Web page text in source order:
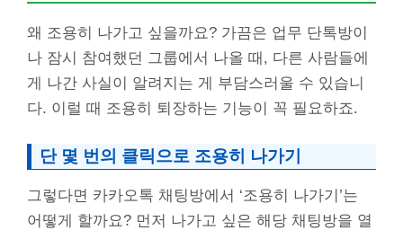
왜 조용히 나가고 싶을까요? 가끔은 업무 단톡방이
나 잠시 참여했던 그룹에서 나올 때, 다른 사람들에
게 나간 사실이 알려지는 게 부담스러울 수 있습니
다. 이럴 때 조용히 퇴장하는 기능이 꼭 필요하죠.
단 몇 번의 클릭으로 조용히 나가기
그렇다면 카카오톡 채팅방에서 ‘조용히 나가기’는
어떻게 할까요? 먼저 나가고 싶은 해당 채팅방을 열